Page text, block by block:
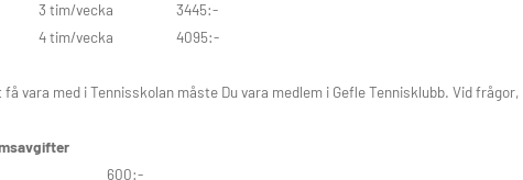
vecka 3445:-
vecka 4095:-
få vara med i Tennisskolan måste Du vara medlem i Gefle Tennisklubb. Vid
600:-